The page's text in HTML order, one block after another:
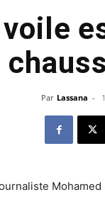
Par Lassana -